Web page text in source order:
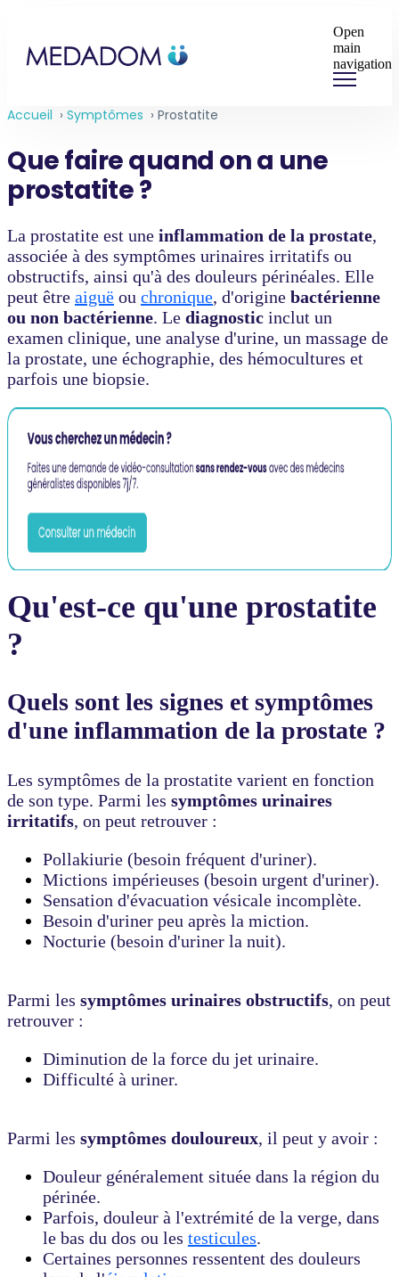
Open
main
navigation
Accueil › Symptômes › Prostatite
Que faire quand on a une
prostatite ?
La prostatite est une inflammation de la prostate,
associée à des symptômes urinaires irritatifs ou
obstructifs, ainsi qu'à des douleurs périnéales. Elle
peut être aiguë ou chronique, d'origine bactérienne
ou non bactérienne. Le diagnostic inclut un
examen clinique, une analyse d'urine, un massage de
la prostate, une échographie, des hémocultures et
parfois une biopsie.
Qu'est-ce qu'une prostatite
?
Quels sont les signes et symptômes
d'une inflammation de la prostate ?
Les symptômes de la prostatite varient en fonction
de son type. Parmi les symptômes urinaires
irritatifs, on peut retrouver :
Pollakiurie (besoin fréquent d'uriner).
Mictions impérieuses (besoin urgent d'uriner).
Sensation d'évacuation vésicale incomplète.
Besoin d'uriner peu après la miction.
Nocturie (besoin d'uriner la nuit).
Parmi les symptômes urinaires obstructifs, on peut
retrouver :
Diminution de la force du jet urinaire.
Difficulté à uriner.
Parmi les symptômes douloureux, il peut y avoir :
Douleur généralement située dans la région du
périnée.
Parfois, douleur à l'extrémité de la verge, dans
le bas du dos ou les testicules.
Certaines personnes ressentent des douleurs